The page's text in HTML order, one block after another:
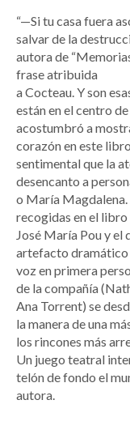
“—Si tu casa fuera
salvar de la
autora de
frase atribuida
a Cocteau. Y son
están en el centro de
acostumbró a
corazón en este
sentimental que la
desencanto a
o María
recogidas en el
José María Pou y
artefacto dramático
voz en primera
de la compañía
Ana Torrent) se
la manera de una
los rincones más
Un juego teatral
telón de fondo el
autora.